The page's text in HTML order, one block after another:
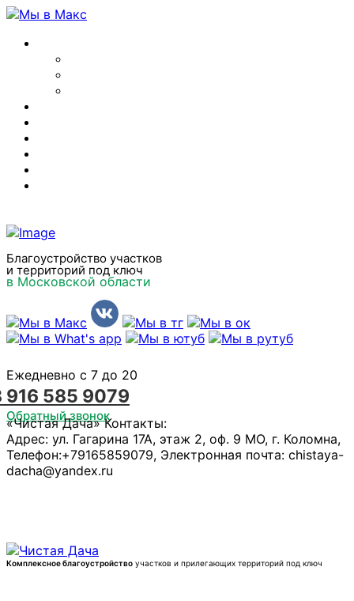
Благоустройство участков
и территорий под ключ
в Московской области
Ежедневно с 7 до 20
916 585 9079
Обратный звонок
«Чистая Дача»Контакты:
Адрес: ул. Гагарина 17А, этаж 2, оф. 9 МО, г. Коломна,
Телефон:+79165859079, Электронная почта: chistaya-
dacha@yandex.ru
Комплексное благоустройство участков и прилегающих территорий под ключ